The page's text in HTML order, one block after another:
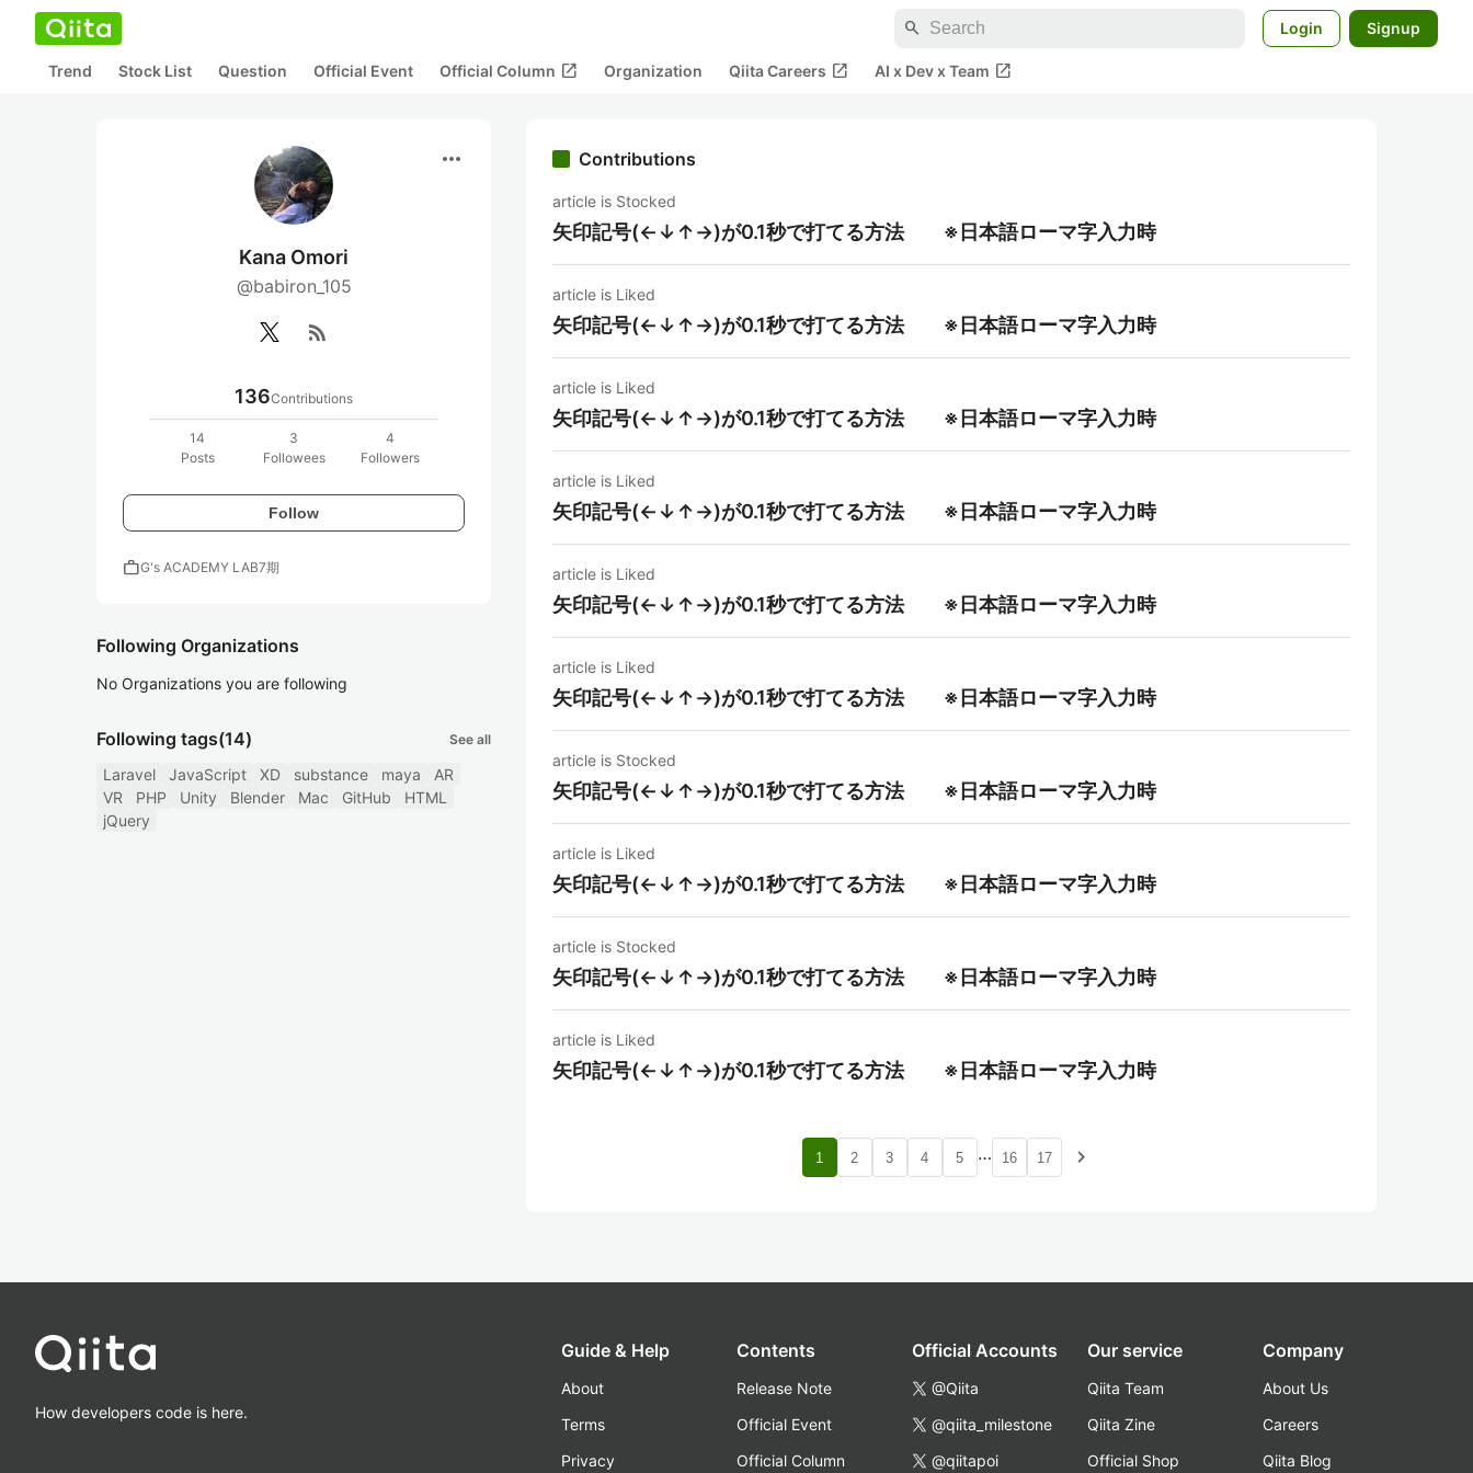
search Login Signup
Trend Stock List Question Official Event Official Column open_in_new Organization Qiita Careers open_in_new AI x Dev x Team open_in_new
more_horiz
Kana Omori
@babiron_105
rss_feed
136Contributions
14
Posts
3
Followees
4
Followers
Follow
workG's ACADEMY LAB7期
Following Organizations
No Organizations you are following
Following tags(14) See all
Laravel JavaScript XD substance maya
AR
VR
PHP Unity Blender Mac GitHub
HTML
jQuery
Contributions
article is Stocked
矢印記号(←↓↑→)が0.1秒で打てる方法 ※日本語ローマ字入力時
article is Liked
矢印記号(←↓↑→)が0.1秒で打てる方法 ※日本語ローマ字入力時
article is Liked
矢印記号(←↓↑→)が0.1秒で打てる方法 ※日本語ローマ字入力時
article is Liked
矢印記号(←↓↑→)が0.1秒で打てる方法 ※日本語ローマ字入力時
article is Liked
矢印記号(←↓↑→)が0.1秒で打てる方法 ※日本語ローマ字入力時
article is Liked
矢印記号(←↓↑→)が0.1秒で打てる方法 ※日本語ローマ字入力時
article is Stocked
矢印記号(←↓↑→)が0.1秒で打てる方法 ※日本語ローマ字入力時
article is Liked
矢印記号(←↓↑→)が0.1秒で打てる方法 ※日本語ローマ字入力時
article is Stocked
矢印記号(←↓↑→)が0.1秒で打てる方法 ※日本語ローマ字入力時
article is Liked
矢印記号(←↓↑→)が0.1秒で打てる方法 ※日本語ローマ字入力時
1 2 3 4 5 … 16 17 navigate_next
How developers code is here.
Guide & Help
About
Terms
Privacy
Contents
Release Note
Official Event
Official Column
Official Accounts
@Qiita
@qiita_milestone
@qiitapoi
Our service
Qiita Team
Qiita Zine
Official Shop
Company
About Us
Careers
Qiita Blog